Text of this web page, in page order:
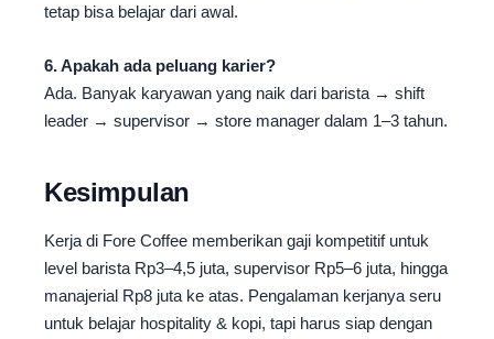
tetap bisa belajar dari awal.
6. Apakah ada peluang karier?
Ada. Banyak karyawan yang naik dari barista → shift
leader → supervisor → store manager dalam 1–3 tahun.
Kesimpulan
Kerja di Fore Coffee memberikan gaji kompetitif untuk
level barista Rp3–4,5 juta, supervisor Rp5–6 juta, hingga
manajerial Rp8 juta ke atas. Pengalaman kerjanya seru
untuk belajar hospitality & kopi, tapi harus siap dengan